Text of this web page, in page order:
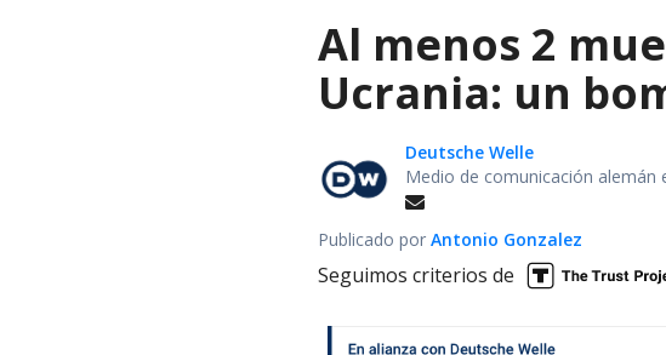
Al menos 2
Ucrania: un
Deutsche Welle
Medio de comunicación alemán
Publicado por Antonio Gonzalez
Seguimos criterios de